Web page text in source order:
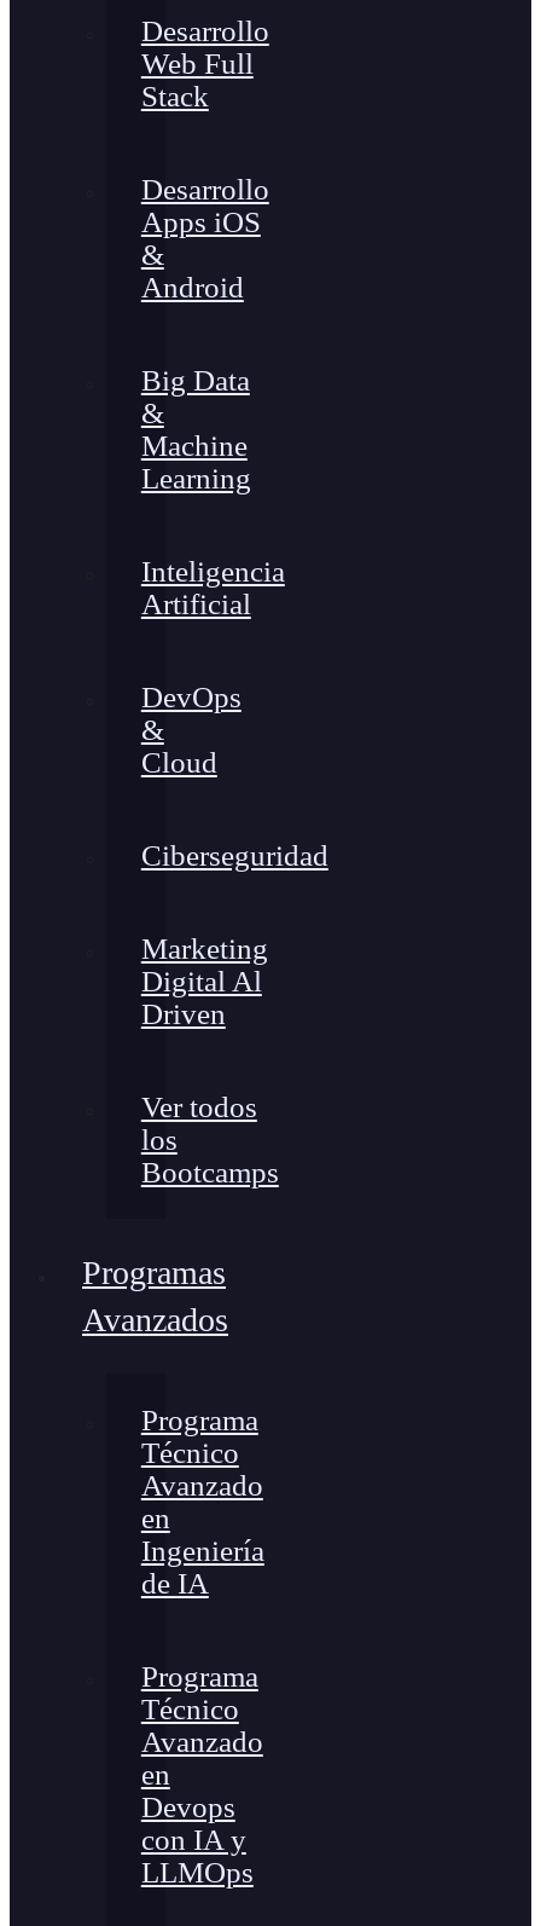
Desarrollo
Web Full
Stack
Desarrollo
Apps iOS
&
Android
Big Data
&
Machine
Learning
Inteligencia
Artificial
DevOps
&
Cloud
Ciberseguridad
Marketing
Digital Al
Driven
Ver todos
los
Bootcamps
Programas
Avanzados
Programa
Técnico
Avanzado
en
Ingeniería
de IA
Programa
Técnico
Avanzado
en
Devops
con IA y
LLMOps